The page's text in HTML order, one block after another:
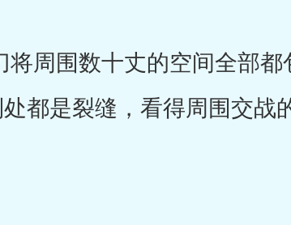
围数十丈的空间全部都
都是裂缝，看得周围交战